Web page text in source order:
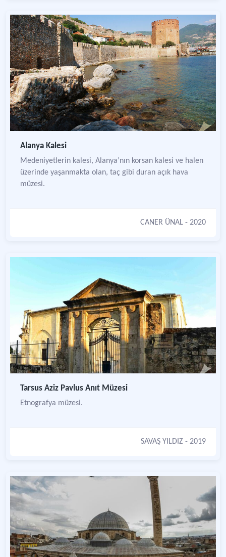
Alanya Kalesi
Medeniyetlerin kalesi, Alanya’nın korsan kalesi ve halen
üzerinde yaşanmakta olan, taç gibi duran açık hava
müzesi.
CANER ÜNAL - 2020
Tarsus Aziz Pavlus Anıt Müzesi
Etnografya müzesi.
SAVAŞ YILDIZ - 2019